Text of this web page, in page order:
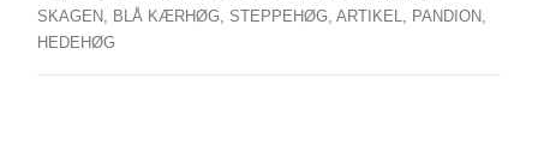
SKAGEN, BLÅ KÆRHØG, STEPPEHØG, ARTIKEL, PANDION,
HEDEHØG